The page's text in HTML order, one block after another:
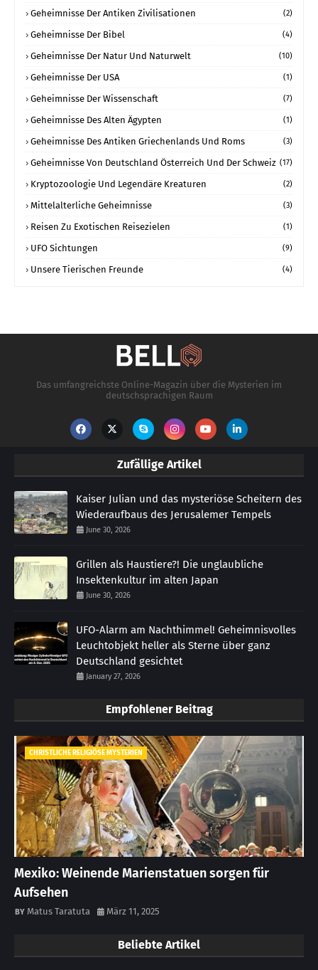
Geheimnisse Der Antiken Zivilisationen (2)
Geheimnisse Der Bibel (4)
Geheimnisse Der Natur Und Naturwelt (10)
Geheimnisse Der USA (1)
Geheimnisse Der Wissenschaft (7)
Geheimnisse Des Alten Ägypten (1)
Geheimnisse Des Antiken Griechenlands Und Roms (3)
Geheimnisse Von Deutschland Österreich Und Der Schweiz (17)
Kryptozoologie Und Legendäre Kreaturen (2)
Mittelalterliche Geheimnisse (3)
Reisen Zu Exotischen Reisezielen (1)
UFO Sichtungen (9)
Unsere Tierischen Freunde (4)
Das umfangreichste Online-Magazin über die Mysterien im
deutschsprachigen Raum
Zufällige Artikel
Kaiser Julian und das mysteriöse Scheitern des
Wiederaufbaus des Jerusalemer Tempels
June 30, 2026
Grillen als Haustiere?! Die unglaubliche
Insektenkultur im alten Japan
June 30, 2026
UFO-Alarm am Nachthimmel! Geheimnisvolles
Leuchtobjekt heller als Sterne über ganz
Deutschland gesichtet
January 27, 2026
Empfohlener Beitrag
CHRISTLICHE RELIGIÖSE MYSTERIEN
Mexiko: Weinende Marienstatuen sorgen für
Aufsehen
Matus Taratuta März 11, 2025
Beliebte Artikel